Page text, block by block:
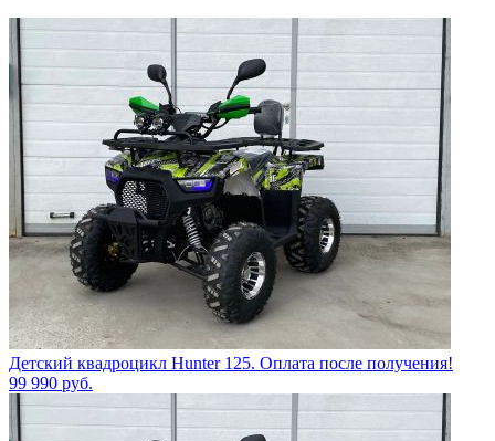
Детский квадроцикл Hunter 125. Оплата после получения!
99 990 руб.